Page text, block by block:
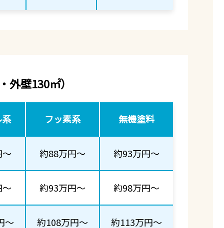
外壁130㎡）
フッ素系 無機塗料
～ 約88万円～ 約93万円～
～ 約93万円～ 約98万円～
～ 約108万円～ 約113万円～